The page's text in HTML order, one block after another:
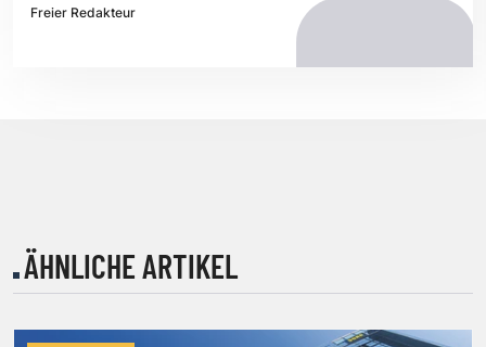
Freier Redakteur
ÄHNLICHE ARTIKEL